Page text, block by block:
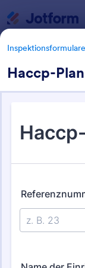
Inspektionsformulare
Haccp-
130 Vorlagen